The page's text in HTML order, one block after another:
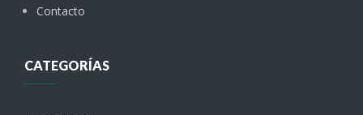
Contacto
CATEGORÍAS